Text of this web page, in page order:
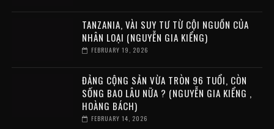
TANZANIA, VÀI SUY TƯ TỪ CỘI NGUỒN CỦA
NHÂN LOẠI (NGUYỄN GIA KIỂNG)
FEBRUARY 19, 2026
ĐẢNG CỘNG SẢN VỪA TRÒN 96 TUỔI, CÒN
SỐNG BAO LÂU NỮA ? (NGUYỄN GIA KIỂNG ,
HOÀNG BÁCH)
FEBRUARY 14, 2026